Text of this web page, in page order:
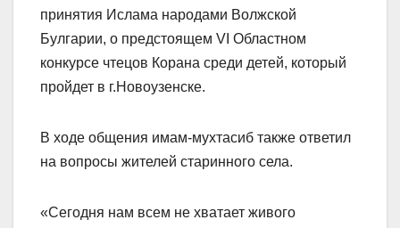
принятия Ислама народами Волжской
Булгарии, о предстоящем VI Областном
конкурсе чтецов Корана среди детей, который
пройдет в г.Новоузенске.
В ходе общения имам-мухтасиб также ответил
на вопросы жителей старинного села.
«Сегодня нам всем не хватает живого